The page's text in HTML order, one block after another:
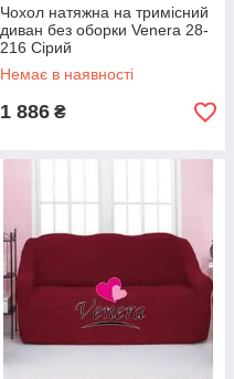
Чохол натяжна на тримісний
диван без оборки Venera 28-
216 Сірий
Немає в наявності
1 886 ₴